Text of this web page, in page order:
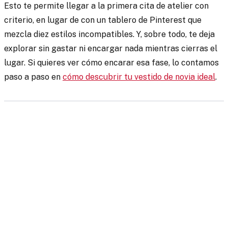
Esto te permite llegar a la primera cita de atelier con
criterio, en lugar de con un tablero de Pinterest que
mezcla diez estilos incompatibles. Y, sobre todo, te deja
explorar sin gastar ni encargar nada mientras cierras el
lugar. Si quieres ver cómo encarar esa fase, lo contamos
paso a paso en cómo descubrir tu vestido de novia ideal.